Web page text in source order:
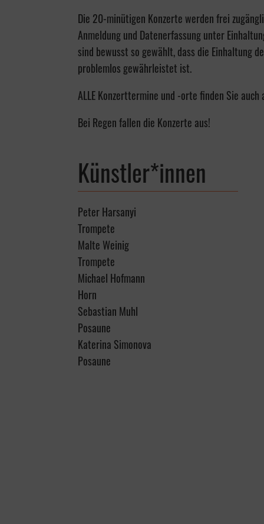
Die 20-minütigen Konzerte werden frei
Anmeldung und Datenerfassung unter
sind bewusst so gewählt, dass die Einhaltung
problemlos gewährleistet ist.
ALLE Konzerttermine und -orte finden Sie
Bei Regen fallen die Konzerte aus!
Künstler*innen
Peter Harsanyi
Trompete
Malte Weinig
Trompete
Michael Hofmann
Horn
Sebastian Muhl
Posaune
Katerina Simonova
Posaune